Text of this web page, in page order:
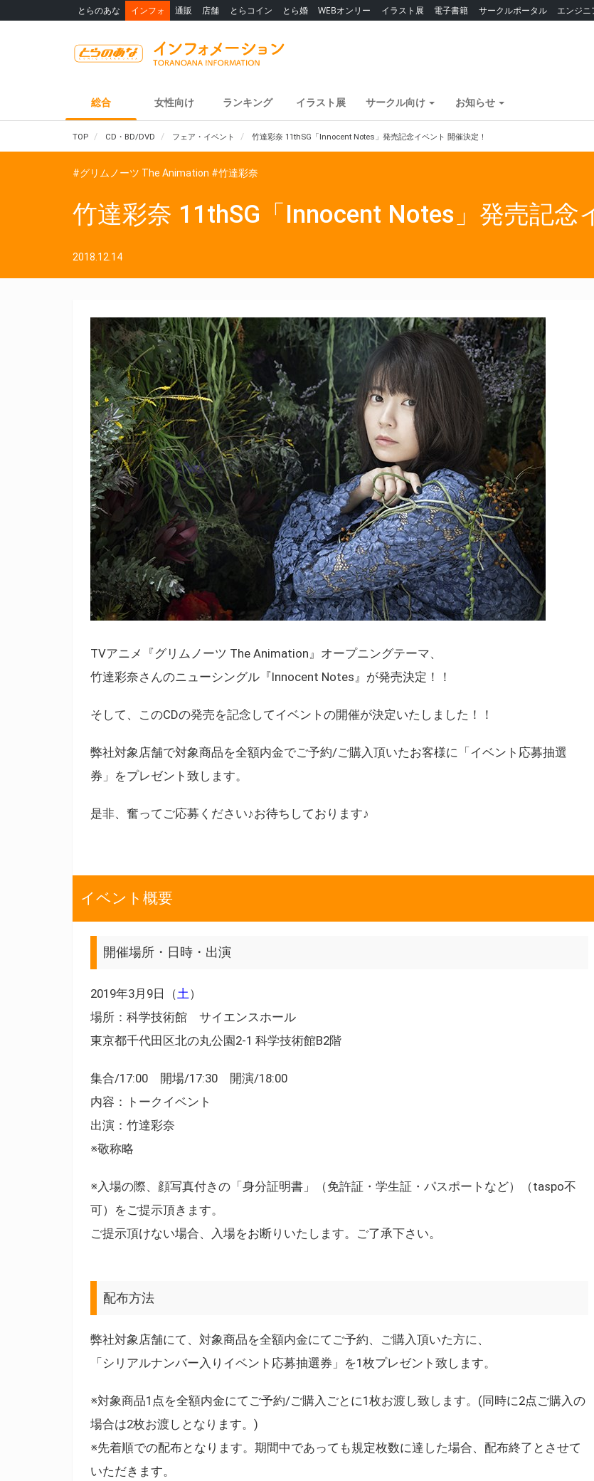
とらのあな インフォ 通販 店舗 とらコイン とら婚 WEBオンリー イラスト展 電子書籍 サークルポータル エンジニ
総合 女性向け ランキング イラスト展 サークル向け お知らせ
TOP CD・BD/DVD フェア・イベント 竹達彩奈 11thSG「Innocent Notes」発売記念イベント 開催決定！
#グリムノーツ The Animation #竹達彩奈
竹達彩奈 11thSG「Innocent Notes」発売記念
2018.12.14
TVアニメ『グリムノーツ The Animation』オープニングテーマ、
竹達彩奈さんのニューシングル『Innocent Notes』が発売決定！！
そして、このCDの発売を記念してイベントの開催が決定いたしました！！
弊社対象店舗で対象商品を全額内金でご予約/ご購入頂いたお客様に「イベント応募抽選
券」をプレゼント致します。
是非、奮ってご応募ください♪お待ちしております♪
イベント概要
開催場所・日時・出演
2019年3月9日（土）
場所：科学技術館 サイエンスホール
東京都千代田区北の丸公園2-1 科学技術館B2階
集合/17:00 開場/17:30 開演/18:00
内容：トークイベント
出演：竹達彩奈
※敬称略
※入場の際、顔写真付きの「身分証明書」（免許証・学生証・パスポートなど）（taspo不
可）をご提示頂きます。
ご提示頂けない場合、入場をお断りいたします。ご了承下さい。
配布方法
弊社対象店舗にて、対象商品を全額内金にてご予約、ご購入頂いた方に、
「シリアルナンバー入りイベント応募抽選券」を1枚プレゼント致します。
※対象商品1点を全額内金にてご予約/ご購入ごとに1枚お渡し致します。(同時に2点ご購入の
場合は2枚お渡しとなります。)
※先着順での配布となります。期間中であっても規定枚数に達した場合、配布終了とさせて
いただきます。